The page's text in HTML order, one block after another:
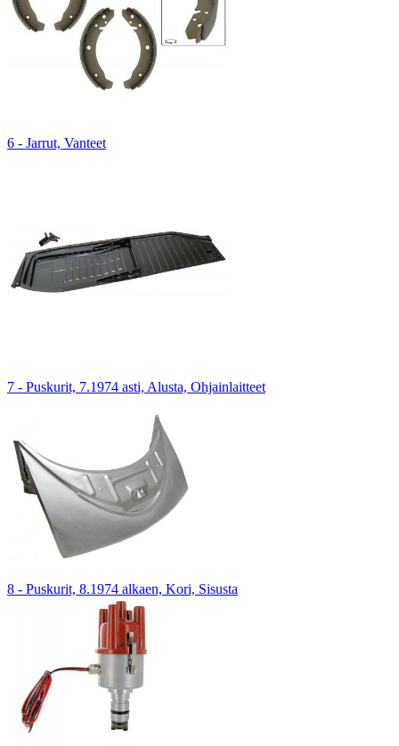
6 - Jarrut, Vanteet
7 - Puskurit, 7.1974 asti, Alusta, Ohjainlaitteet
8 - Puskurit, 8.1974 alkaen, Kori, Sisusta